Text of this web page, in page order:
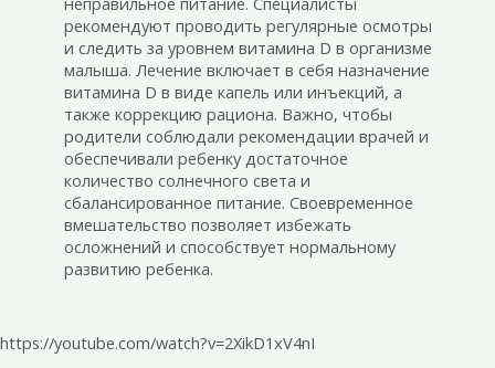
рекомендуют проводить регулярные осмотры
и следить за уровнем витамина D в организме
малыша. Лечение включает в себя назначение
витамина D в виде капель или инъекций, а
также коррекцию рациона. Важно, чтобы
родители соблюдали рекомендации врачей и
обеспечивали ребенку достаточное
количество солнечного света и
сбалансированное питание. Своевременное
вмешательство позволяет избежать
осложнений и способствует нормальному
развитию ребенка.
https://youtube.com/watch?v=2XikD1xV4nI